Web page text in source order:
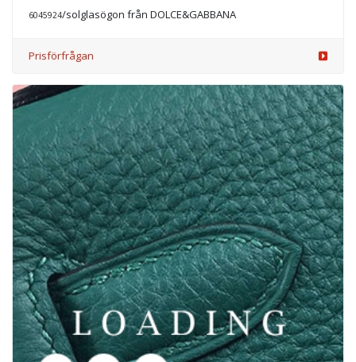
6045925/solglasögon från DOLCE&GABBANA
Prisförfrågan